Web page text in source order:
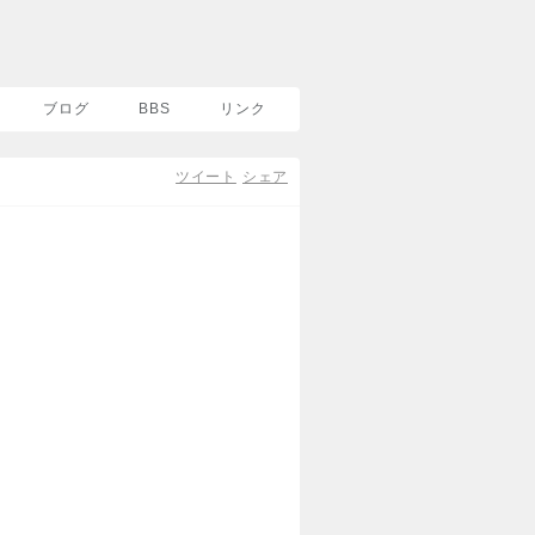
ブログ BBS リンク
シェア
ツイート